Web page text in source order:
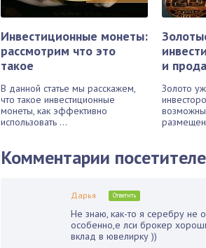
Инвестиционные монеты:
рассмотрим что это
такое
В данной статье мы расскажем,
что такое инвестиционные
монеты, как эффективно
использовать ...
и
Золото
Комментарии
Дарья Ответить
Не знаю, как-то я серебру не
особенно,е лси брокер
вклад в ювелирку ))